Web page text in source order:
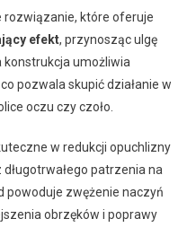
rozwiązanie, które oferuje
efekt, przynosząc ulgę
umożliwia
pozwala skupić działanie w
oczu czy czoło.
w redukcji opuchlizny
patrzenia na
powoduje zwężenie naczyń
obrzęków i poprawy